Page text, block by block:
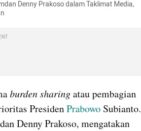
Denny Prakoso dalam Taklimat Media,
burden sharing atau pembagian
Presiden Prabowo Subianto.
Denny Prakoso, mengatakan